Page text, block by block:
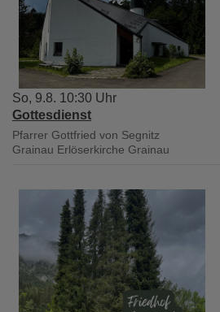
So, 9.8. 10:30 Uhr
Gottesdienst
Pfarrer Gottfried von Segnitz
Grainau Erlöserkirche Grainau